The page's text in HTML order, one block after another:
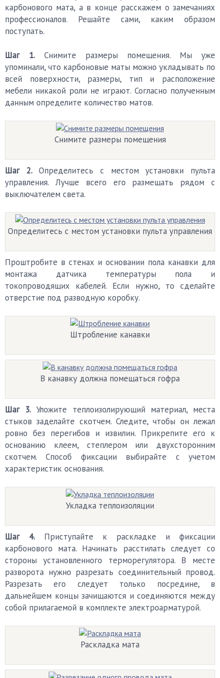
карбонового мата, а в конце расскажем о замечаниях
профессионалов. Решайте сами, каким образом
поступать.
Шаг 1. Снимите размеры помещения. Мы уже
упоминали, что карбоновые маты можно укладывать по
всей поверхности, размеры, тип и расположение
мебели никакой роли не играют. Согласно полученным
данным определите количество матов.
Снимите размеры помещения
Шаг 2.Определитесь с местом установки пульта
управления. Лучше всего его размещать рядом с
выключателем света.
Определитесь с местом установки пульта управления
Проштробите в стенах и основании пола канавки для
монтажа датчика температуры пола и
токопроводящих кабелей. Если нужно, то сделайте
отверстие под разводную коробку.
Штробление канавки
В канавку должна помещаться гофра
Шаг 3. Уложите теплоизолирующий материал, места
стыков заделайте скотчем. Следите, чтобы он лежал
ровно без перегибов и извилин. Прикрепите его к
основанию клеем, степлером или двухсторонним
скотчем. Способ фиксации выбирайте с учетом
характеристик основания.
Укладка теплоизоляции
Шаг 4. Приступайте к раскладке и фиксации
карбонового мата. Начинать расстилать следует со
стороны установленного терморегулятора. В месте
разворота нужно разрезать соединительный провод.
Разрезать его следует только посредине, в
дальнейшем концы зачищаются и соединяются между
собой прилагаемой в комплекте электроарматурой.
Раскладка мата